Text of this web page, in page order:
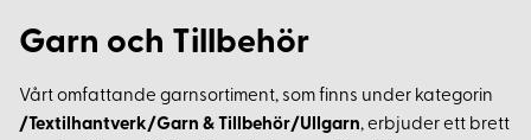
Garn och Tillbehör
Vårt omfattande garnsortiment, som finns under kategorin
/Textilhantverk/Garn & Tillbehör/Ullgarn, erbjuder ett brett